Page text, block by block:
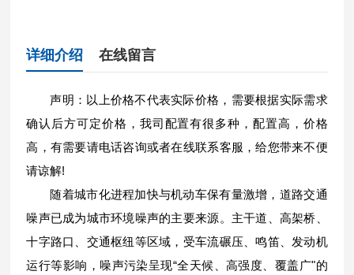
详细介绍 在线留言
声明：以上价格不代表实际价格，需要根据实际需求
确认后方可定价格，我司配置有很多种，配置高，价格
高，有需要请电话咨询或者在线联系客服，给您带来不便
请谅解!
随着城市化进程加快与机动车保有量激增，道路交通
噪声已成为城市环境噪声的主要来源。主干道、高架桥、
十字路口、交通枢纽等区域，受车流碾压、鸣笛、发动机
运行等影响，噪声污染呈现“全天候、高强度、覆盖广"的